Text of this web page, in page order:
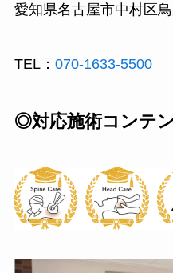
愛知県名古屋市中村区
TEL： 070-1633-5500
◎対応施術コンテ